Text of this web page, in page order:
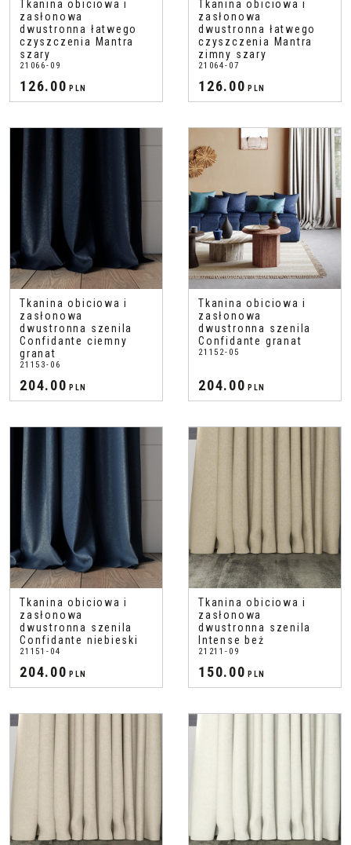
Tkanina obiciowa i
zasłonowa
dwustronna łatwego
czyszczenia Mantra
szary
21066-09
126.00 PLN
Tkanina obiciowa i
zasłonowa
dwustronna łatwego
czyszczenia Mantra
zimny szary
21064-07
126.00 PLN
Tkanina obiciowa i
zasłonowa
dwustronna szenila
Confidante ciemny
granat
21153-06
204.00 PLN
Tkanina obiciowa i
zasłonowa
dwustronna szenila
Confidante granat
21152-05
204.00 PLN
Tkanina obiciowa i
zasłonowa
dwustronna szenila
Confidante niebieski
21151-04
204.00 PLN
Tkanina obiciowa i
zasłonowa
dwustronna szenila
Intense beż
21211-09
150.00 PLN